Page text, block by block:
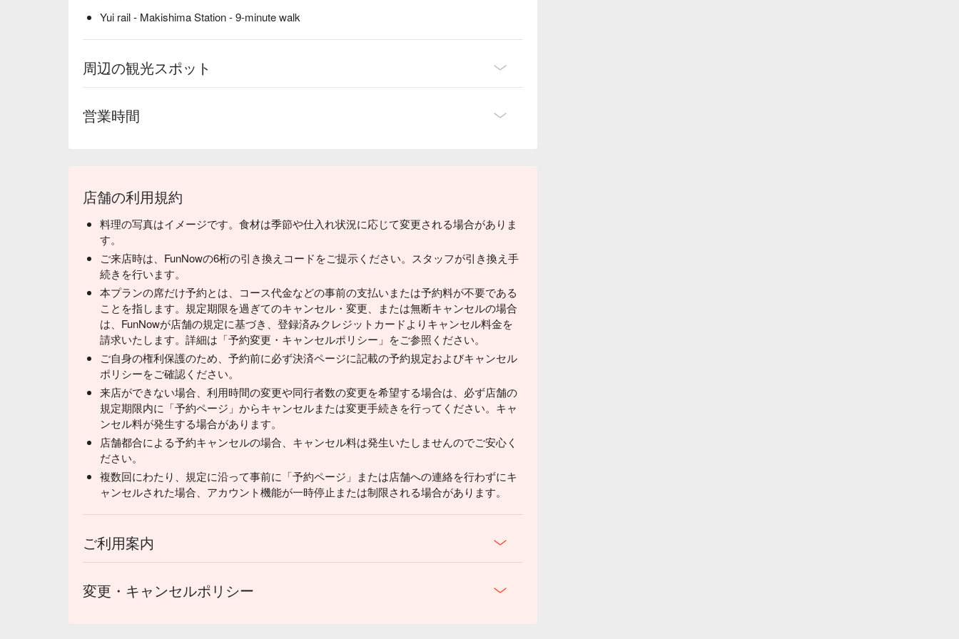
Yui rail - Makishima Station - 9-minute walk
周辺の観光スポット
営業時間
店舗の利用規約
料理の写真はイメージです。食材は季節や仕入れ状況に応じて変更される場合がありま
す。
ご来店時は、FunNowの6桁の引き換えコードをご提示ください。スタッフが引き換え手
続きを行います。
本プランの席だけ予約とは、コース代金などの事前の支払いまたは予約料が不要である
ことを指します。規定期限を過ぎてのキャンセル・変更、または無断キャンセルの場合
は、FunNowが店舗の規定に基づき、登録済みクレジットカードよりキャンセル料金を
請求いたします。詳細は「予約変更・キャンセルポリシー」をご参照ください。
ご自身の権利保護のため、予約前に必ず決済ページに記載の予約規定およびキャンセル
ポリシーをご確認ください。
来店ができない場合、利用時間の変更や同行者数の変更を希望する場合は、必ず店舗の
規定期限内に「予約ページ」からキャンセルまたは変更手続きを行ってください。キャ
ンセル料が発生する場合があります。
店舗都合による予約キャンセルの場合、キャンセル料は発生いたしませんのでご安心く
ださい。
複数回にわたり、規定に沿って事前に「予約ページ」または店舗への連絡を行わずにキ
ャンセルされた場合、アカウント機能が一時停止または制限される場合があります。
ご利用案内
変更・キャンセルポリシー